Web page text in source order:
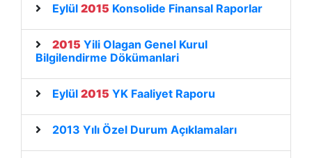
Eylül 2015 Konsolide Finansal Raporlar
2015 Yili Olagan Genel Kurul
Bilgilendirme Dökümanlari
Eylül 2015 YK Faaliyet Raporu
2013 Yılı Özel Durum Açıklamaları